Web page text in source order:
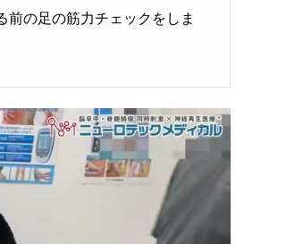
前の足の筋力チェックをしま